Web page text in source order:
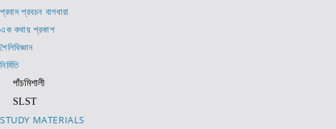
প্রবাদ প্রবচন বাগধারা
এক কথায় প্রকাশ
শৈলিবিজ্ঞান
নির্মিতি
পাঁচমিশালী
SLST
STUDY MATERIALS